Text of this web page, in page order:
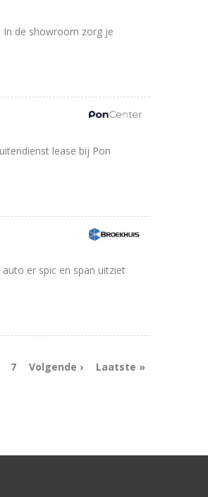
In de showroom zorg je
lease bij Pon
er spic en span uitziet
7 Volgende › Laatste »